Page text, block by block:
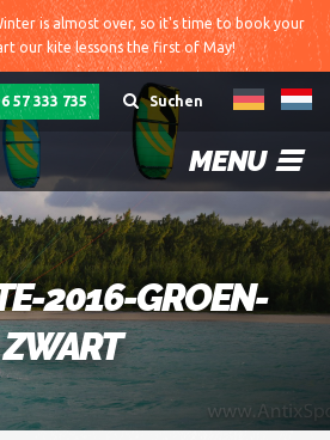
is almost over, so it's time to book your
our kite lessons the first of May!
Suchen
57 333 735
MENU
2016-GROEN-
ZWART